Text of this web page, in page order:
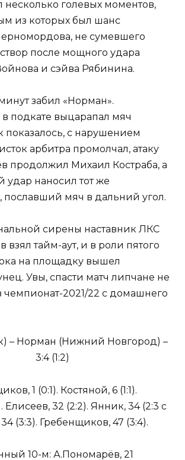
несколько голевых моментов,
из которых был шанс
не сумевшего
после мощного удара
и сэйва Рябинина.
забил «Норман».
подкате выцарапал мяч
показалось, с нарушением
арбитра промолчал, атаку
продолжил Михаил Костраба, а
наносил тот же
пославший мяч в дальний угол.
сирены наставник ЛКС
взял тайм-аут, и в роли пятого
на площадку вышел
Увы, спасти матч липчане не
чемпионат-2021/22 с домашнего
– Норман (Нижний Новгород) –
3:4 (1:2)
1 (0:1). Костяной, 6 (1:1).
Елисеев, 32 (2:2). Янник, 34 (2:3 с
(3:3). Гребенщиков, 47 (3:4).
10-м: А.Пономарёв, 21